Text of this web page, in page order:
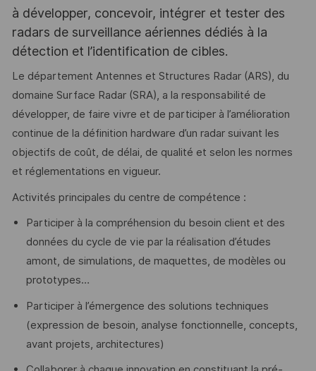
à développer, concevoir, intégrer et tester des
radars de surveillance aériennes dédiés à la
détection et l’identification de cibles.
Le département Antennes et Structures Radar (ARS), du
domaine Surface Radar (SRA), a la responsabilité de
développer, de faire vivre et de participer à l’amélioration
continue de la définition hardware d’un radar suivant les
objectifs de coût, de délai, de qualité et selon les normes
et réglementations en vigueur.
Activités principales du centre de compétence :
Participer à la compréhension du besoin client et des
données du cycle de vie par la réalisation d’études
amont, de simulations, de maquettes, de modèles ou
prototypes…
Participer à l’émergence des solutions techniques
(expression de besoin, analyse fonctionnelle, concepts,
avant projets, architectures)